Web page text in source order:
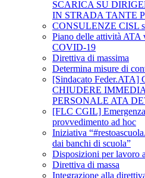
SCARICA SU
IN STRADA TANTE
CONSULENZE CISL
Piano delle attività ATA
COVID-19
Direttiva di massima
Determina misure di
[Sindacato
CHIUDERE
PERSONALE ATA
[FLC CGIL]
provvedimento ad hoc
Iniziativa
dai banchi di scuola”
Disposizioni per lavoro
Direttiva di massa
Integrazione alla